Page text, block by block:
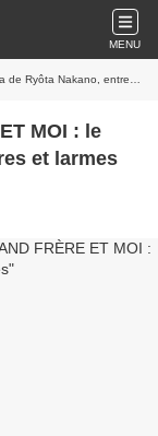
MENU
Nakano, entre rires et larmes
MOI : le
et larmes